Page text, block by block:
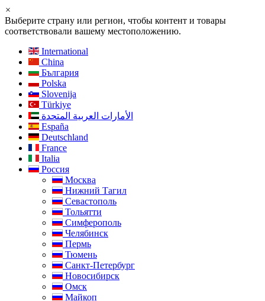
×
Выберите страну или регион, чтобы контент и товары
соответствовали вашему местоположению.
International
China
България
Polska
Slovenija
Türkiye
الأمارات العربية المتحدة
España
Deutschland
France
Italia
Россия
Москва
Нижний Тагил
Севастополь
Тольятти
Симферополь
Челябинск
Пермь
Тюмень
Санкт-Петербург
Новосибирск
Омск
Майкоп